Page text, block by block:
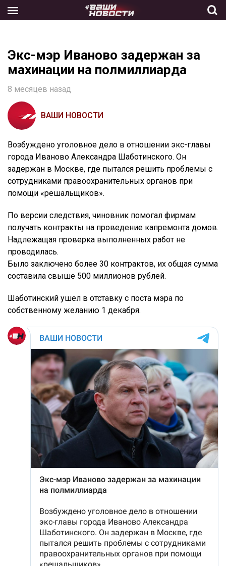
the
Экс-мэр Иваново задержан за
махинации на полмиллиарда
8 месяцев назад
ВАШИ НОВОСТИ
Возбуждено уголовное дело в отношении экс-главы
города Иваново Александра Шаботинского. Он
задержан в Москве, где пытался решить проблемы с
сотрудниками правоохранительных органов при
помощи «решальщиков».
По версии следствия, чиновник помогал фирмам
получать контракты на проведение капремонта домов.
Надлежащая проверка выполненных работ не
проводилась.
Было заключено более 30 контрактов, их общая сумма
составила свыше 500 миллионов рублей.
Шаботинский ушел в отставку с поста мэра по
собственному желанию 1 декабря.